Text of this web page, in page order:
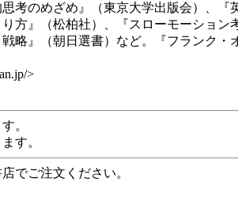
考のめざめ』（東京大学出版会）、
方』（松柏社）、『スローモーショ
略』（朝日選書）など。『フランク
>
。
す。
でご注文ください。